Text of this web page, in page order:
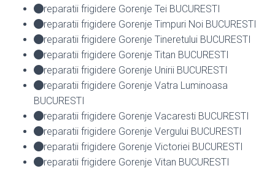
reparatii frigidere Gorenje Tei BUCURESTI
reparatii frigidere Gorenje Timpuri Noi BUCURESTI
reparatii frigidere Gorenje Tineretului BUCURESTI
reparatii frigidere Gorenje Titan BUCURESTI
reparatii frigidere Gorenje Unirii BUCURESTI
reparatii frigidere Gorenje Vatra Luminoasa
BUCURESTI
reparatii frigidere Gorenje Vacaresti BUCURESTI
reparatii frigidere Gorenje Vergului BUCURESTI
reparatii frigidere Gorenje Victoriei BUCURESTI
reparatii frigidere Gorenje Vitan BUCURESTI